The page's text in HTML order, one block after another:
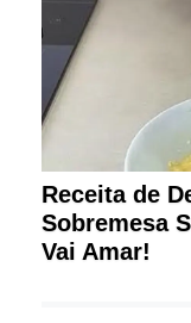
Receita de
Sobremesa
Vai Amar!